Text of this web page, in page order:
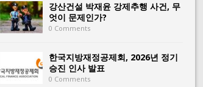
강산건설 박재윤 강제추행 사건, 무
엇이 문제인가?
0 Comments
한국지방재정공제회, 2026년 정기
승진 인사 발표
0 Comments